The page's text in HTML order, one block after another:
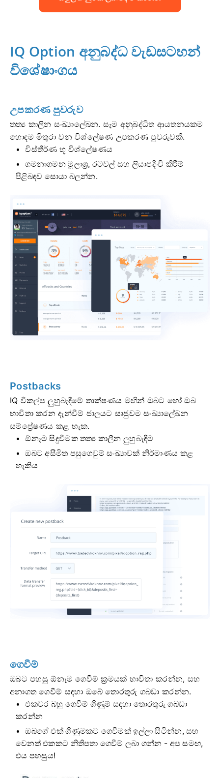
IQ Option අනුබද්ධ වැඩසටහන්
විශේෂාංගය
උපකරණ පුවරුව
තත්‍ය කාලීන සංඛ්‍යාලේඛන. සෑම අනුබද්ධිත ආයතනයකම
හොඳම මිතුරා වන විශ්ලේෂණ උපකරණ පුවරුවකි.
විස්තීර්ණ භූ විශ්ලේෂණය
ගමනාගමන මූලාශ්‍ර, රටවල් සහ ලියාපදිංචි කිරීම්
පිළිබඳව සොයා බලන්න.
Postbacks
IQ විකල්ප ලුහුබැඳීමේ තාක්ෂණය මඟින් ඔබට හෝ ඔබ
භාවිතා කරන දැන්වීම් ජාලයට සෘජුවම සංඛ්‍යාලේඛන
සම්ප්‍රේෂණය කළ හැක.
ඕනෑම සිදුවීමක තත්‍ය කාලීන ලුහුබැඳීම
ඔබට අසීමිත පසුගෙවුම් සංඛ්‍යාවක් නිර්මාණය කළ
හැකිය
ගෙවීම්
ඔබට පහසු ඕනෑම ගෙවීම් ක්‍රමයක් භාවිතා කරන්න, සහ
අනාගත ගෙවීම් සඳහා ඔබේ තොරතුරු ගබඩා කරන්න.
එකවර බහු ගෙවීම් ගිණුම් සඳහා තොරතුරු ගබඩා
කරන්න
ඔබගේ එක් ගිණුමකට ගෙවීමක් ඉල්ලා සිටින්න, සහ
වෙනත් එකකට නිතිපතා ගෙවීම් ලබා ගන්න - අප සමඟ,
එය පහසුය!